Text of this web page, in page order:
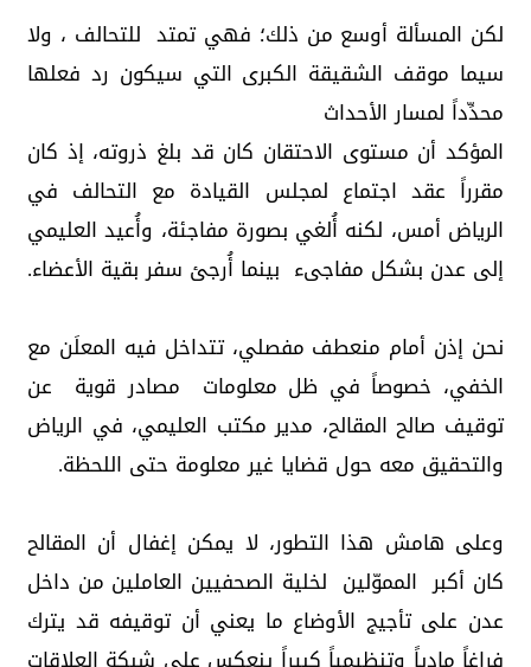
لكن المسألة أوسع من ذلك؛ فهي تمتد للتحالف ، ولا
سيما موقف الشقيقة الكبرى التي سيكون رد فعلها
محدِّداً لمسار الأحداث
المؤكد أن مستوى الاحتقان كان قد بلغ ذروته، إذ كان
مقرراً عقد اجتماع لمجلس القيادة مع التحالف في
الرياض أمس، لكنه أُلغي بصورة مفاجئة، وأُعيد العليمي
إلى عدن بشكل مفاجىء بينما أُرجئ سفر بقية الأعضاء.
نحن إذن أمام منعطف مفصلي، تتداخل فيه المعلَن مع
الخفي، خصوصاً في ظل معلومات مصادر قوية عن
توقيف صالح المقالح، مدير مكتب العليمي، في الرياض
والتحقيق معه حول قضايا غير معلومة حتى اللحظة.
وعلى هامش هذا التطور، لا يمكن إغفال أن المقالح
كان أكبر المموّلين لخلية الصحفيين العاملين من داخل
عدن على تأجيج الأوضاع ما يعني أن توقيفه قد يترك